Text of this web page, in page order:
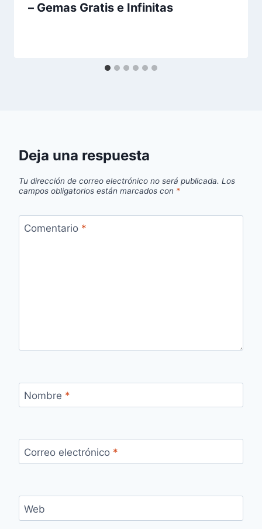
– Gemas Gratis e Infinitas
Deja una respuesta
Tu dirección de correo electrónico no será publicada. Los
campos obligatorios están marcados con *
Comentario *
Nombre *
Correo electrónico *
Web